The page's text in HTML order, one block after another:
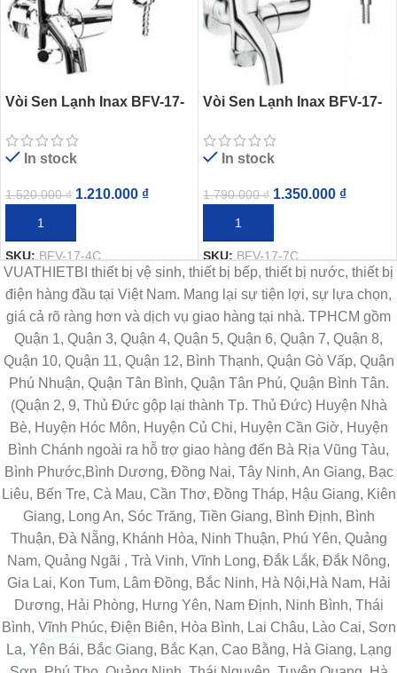
Vòi Sen Lạnh Inax BFV-17-
In stock
1.520.000₫ 1.210.000 ₫
THÊM VÀO GIỎ HÀNG
SKU:BFV-17-4C
Vòi Sen Lạnh Inax BFV-17-
Tăng Áp
In stock
1.790.000₫ 1.350.000 ₫
THÊM VÀO GIỎ HÀNG
SKU:BFV-17-7C
VUATHIETBI thiết bị vệ sinh, thiết bị bếp, thiết bị nước, thiết bị
điện hàng đầu tại Việt Nam. Mang lại sự tiện lợi, sự lựa chọn,
giá cả rõ ràng hơn và dịch vụ giao hàng tại nhà. TPHCM gồm
Quận 1, Quận 3, Quận 4, Quận 5, Quận 6, Quận 7, Quận 8,
Quận 10, Quận 11, Quận 12, Bình Thạnh, Quận Gò Vấp, Quận
Phú Nhuận, Quận Tân Bình, Quận Tân Phú, Quận Bình Tân.
(Quận 2, 9, Thủ Đức gộp lại thành Tp. Thủ Đức) Huyện Nhà
Bè, Huyện Hóc Môn, Huyện Củ Chi, Huyện Cần Giờ, Huyện
Bình Chánh ngoài ra hỗ trợ giao hàng đến Bà Rịa Vũng Tàu,
Bình Phước,Bình Dương, Đồng Nai, Tây Ninh, An Giang, Bạc
Liêu, Bến Tre, Cà Mau, Cần Thơ, Đồng Tháp, Hậu Giang, Kiên
Giang, Long An, Sóc Trăng, Tiền Giang, Bình Định, Bình
Thuận, Đà Nẵng, Khánh Hòa, Ninh Thuận, Phú Yên, Quảng
Nam, Quảng Ngãi , Trà Vinh, Vĩnh Long, Đắk Lắk, Đắk Nông,
Gia Lai, Kon Tum, Lâm Đồng, Bắc Ninh, Hà Nội,Hà Nam, Hải
Dương, Hải Phòng, Hưng Yên, Nam Định, Ninh Bình, Thái
Bình, Vĩnh Phúc, Điện Biên, Hòa Bình, Lai Châu, Lào Cai, Sơn
La, Yên Bái, Bắc Giang, Bắc Kạn, Cao Bằng, Hà Giang, Lạng